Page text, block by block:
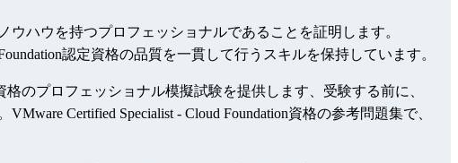
ウハウを持つプロフェッショナルであることを証明します。
認定資格の品質を一貫して行うスキルを保持しています。
格のプロフェッショナル模擬試験を提供します、受験する前に、
Certified Specialist - Cloud Foundation資格の参考問題集で、